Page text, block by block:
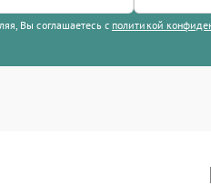
Вы соглашаетесь с политикой